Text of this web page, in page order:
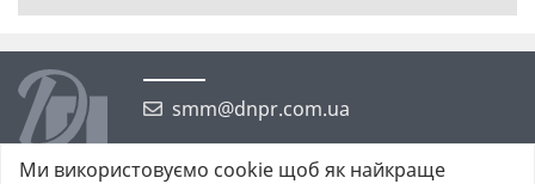
smm@dnpr.com.ua
Ми використовуємо cookie щоб як найкраще